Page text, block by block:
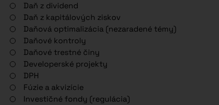
Daň z dividend
Daň z kapitálových ziskov
Daňová optimalizácia (nezaradené témy)
Daňové kontroly
Daňové trestné činy
Developerské projekty
DPH
Fúzie a akvizície
Investičné fondy (regulácia)